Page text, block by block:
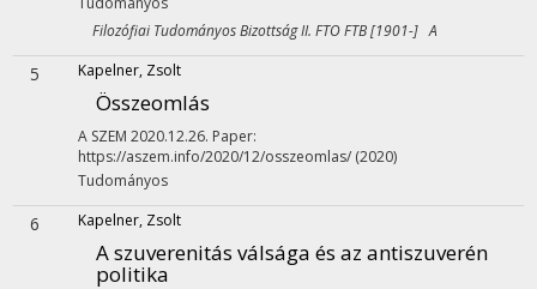
Filozófiai Tudományos Bizottság II. FTO FTB [1901-] A
5 Kapelner, Zsolt
Összeomlás
A SZEM 2020.12.26. Paper:
https://aszem.info/2020/12/osszeomlas/ (2020)
Tudományos
6 Kapelner, Zsolt
A szuverenitás válsága és az antiszuverén
politika